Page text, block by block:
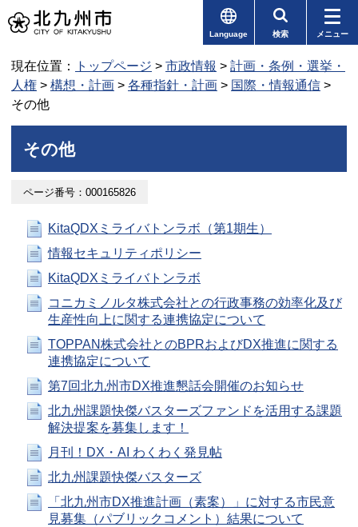
Language 検索 メニュー
現在位置： トップページ > 市政情報 > 計画・条例・選挙・
人権 > 構想・計画 > 各種指針・計画 > 国際・情報通信 >
その他
その他
ページ番号：000165826
KitaQDXミライバトンラボ（第1期生）
情報セキュリティポリシー
KitaQDXミライバトンラボ
コニカミノルタ株式会社との行政事務の効率化及び
生産性向上に関する連携協定について
TOPPAN株式会社とのBPRおよびDX推進に関する
連携協定について
第7回北九州市DX推進懇話会開催のお知らせ
北九州課題快傑バスターズファンドを活用する課題
解決提案を募集します！
月刊！DX・AI わくわく発見帖
北九州課題快傑バスターズ
「北九州市DX推進計画（素案）」に対する市民意
見募集（パブリックコメント）結果について